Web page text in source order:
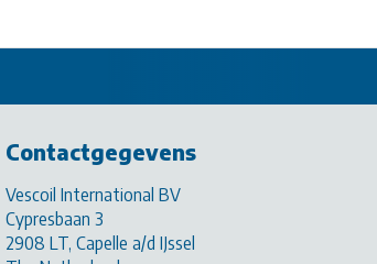
Contactgegevens
Vescoil International BV
Cypresbaan 3
2908 LT, Capelle a/d IJssel